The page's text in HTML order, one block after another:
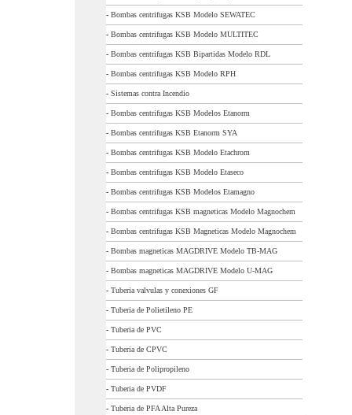
- Bombas centrifugas KSB Modelo SEWATEC
- Bombas centrifugas KSB Modelo MULTITEC
- Bombas centrifugas KSB Bipartidas Modelo RDL
- Bombas centrifugas KSB Modelo RPH
- Sistemas contra Incendio
- Bombas centrifugas KSB Modelos Etanorm
- Bombas centrifugas KSB Etanorm SYA
- Bombas centrifugas KSB Modelo Etachrom
- Bombas centrifugas KSB Modelo Etaseco
- Bombas centrifugas KSB Modelos Etamagno
- Bombas centrifugas KSB magneticas Modelo Magnochem
- Bombas centrifugas KSB Magneticas Modelo Magnochem
- Bombas magneticas MAGDRIVE Modelo TB-MAG
- Bombas magneticas MAGDRIVE Modelo U-MAG
- Tuberia valvulas y conexiones GF
- Tuberia de Polietileno PE
- Tuberia de PVC
- Tuberia de CPVC
- Tuberia de Polipropileno
- Tuberia de PVDF
- Tuberia de PFA Alta Pureza